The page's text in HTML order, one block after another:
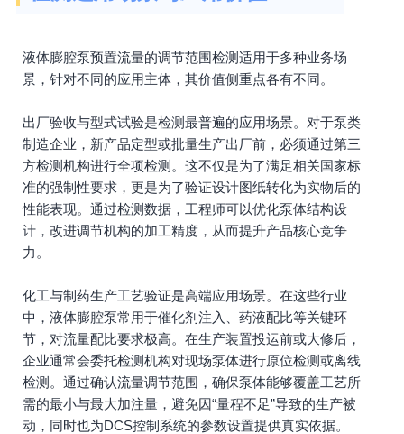
液体膨腔泵预置流量的调节范围检测适用于多种业务场
景，针对不同的应用主体，其价值侧重点各有不同。
出厂验收与型式试验是检测最普遍的应用场景。对于泵类
制造企业，新产品定型或批量生产出厂前，必须通过第三
方检测机构进行全项检测。这不仅是为了满足相关国家标
准的强制性要求，更是为了验证设计图纸转化为实物后的
性能表现。通过检测数据，工程师可以优化泵体结构设
计，改进调节机构的加工精度，从而提升产品核心竞争
力。
化工与制药生产工艺验证是高端应用场景。在这些行业
中，液体膨腔泵常用于催化剂注入、药液配比等关键环
节，对流量配比要求极高。在生产装置投运前或大修后，
企业通常会委托检测机构对现场泵体进行原位检测或离线
检测。通过确认流量调节范围，确保泵体能够覆盖工艺所
需的最小与最大加注量，避免因“量程不足”导致的生产被
动，同时也为DCS控制系统的参数设置提供真实依据。